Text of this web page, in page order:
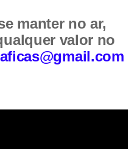
manter no ar,
valor no